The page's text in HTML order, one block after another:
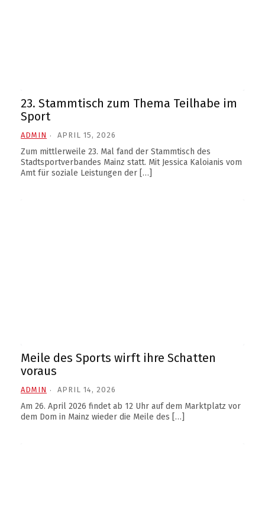
23. Stammtisch zum Thema Teilhabe im
Sport
ADMIN APRIL 15, 2026
Zum mittlerweile 23. Mal fand der Stammtisch des
Stadtsportverbandes Mainz statt. Mit Jessica Kaloianis vom
Amt für soziale Leistungen der […]
Meile des Sports wirft ihre Schatten
voraus
ADMIN APRIL 14, 2026
Am 26. April 2026 findet ab 12 Uhr auf dem Marktplatz vor
dem Dom in Mainz wieder die Meile des […]